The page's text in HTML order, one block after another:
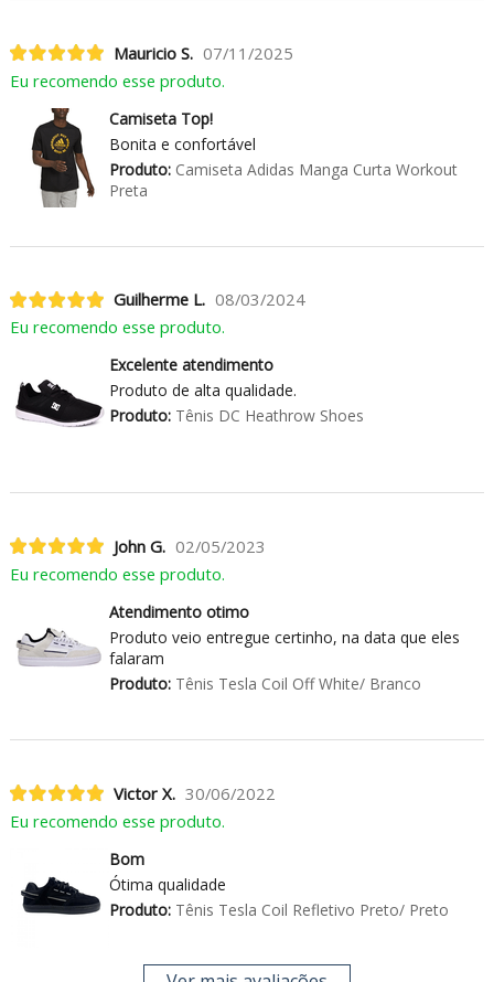
Mauricio S. 07/11/2025
Eu recomendo esse produto.
Camiseta Top!
Bonita e confortável
Produto:Camiseta Adidas Manga Curta Workout
Preta
Guilherme L. 08/03/2024
Eu recomendo esse produto.
Excelente atendimento
Produto de alta qualidade.
Produto:Tênis DC Heathrow Shoes
John G. 02/05/2023
Eu recomendo esse produto.
Atendimento otimo
Produto veio entregue certinho, na data que eles
falaram
Produto:Tênis Tesla Coil Off White/ Branco
Victor X. 30/06/2022
Eu recomendo esse produto.
Bom
Ótima qualidade
Produto:Tênis Tesla Coil Refletivo Preto/ Preto